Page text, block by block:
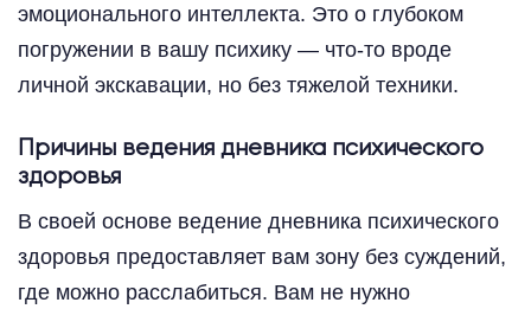
эмоционального интеллекта. Это о глубоком
погружении в вашу психику — что-то вроде
личной экскавации, но без тяжелой техники.
Причины ведения дневника психического
здоровья
В своей основе ведение дневника психического
здоровья предоставляет вам зону без суждений,
где можно расслабиться. Вам не нужно